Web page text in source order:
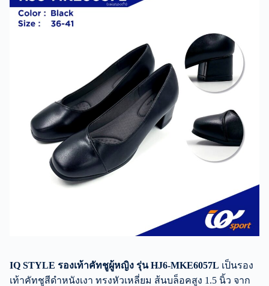
IQ STYLE รองเท้าคัทชูผู้หญิง รุ่น HJ6-MKE6057L เป็นรอง
เท้าคัทชูสีดำหนังเงา ทรงหัวเหลี่ยม ส้นบล็อคสูง 1.5 นิ้ว จาก